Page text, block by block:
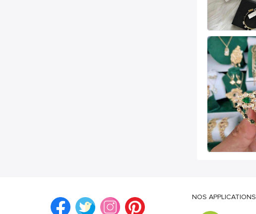
NOS APPLICATIONS